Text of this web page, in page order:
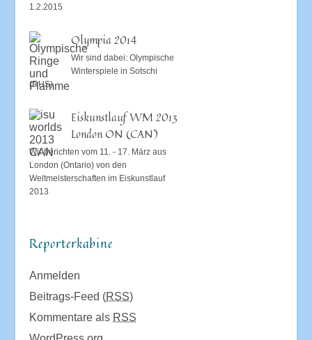
1.2.2015
Olympia 2014
Wir sind dabei: Olympische
Winterspiele in Sotschi
(RUS)
Eiskunstlauf WM 2013
London ON (CAN)
Wir berichten vom 11. - 17. März aus
London (Ontario) von den
Weltmeisterschaften im Eiskunstlauf
2013
Reporterkabine
Anmelden
Beitrags-Feed (RSS)
Kommentare als RSS